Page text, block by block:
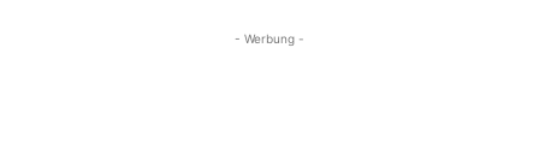
- Werbung -